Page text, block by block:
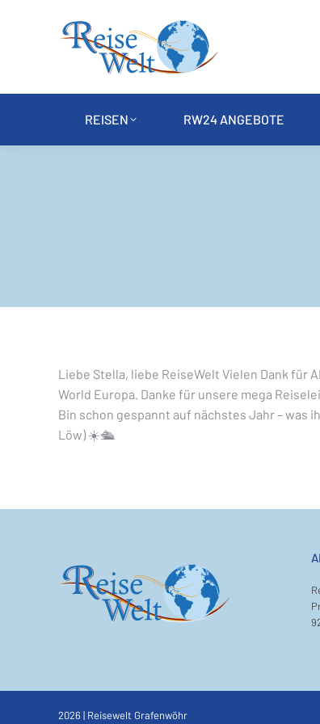
REISEN RW24 ANGEBOTE
Liebe Stella, liebe ReiseWelt Vielen Dank für
World Europa. Danke für unsere mega
Bin schon gespannt auf nächstes Jahr – was
Löw) ☀️🛳️
2026 | Reisewelt Grafenwöhr